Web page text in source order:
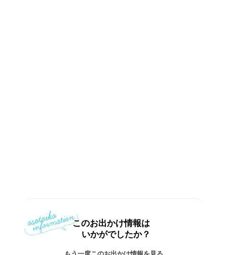
このお出かけ情報は
いかがでしたか？